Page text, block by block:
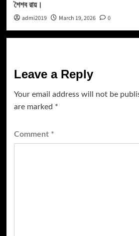
শৈশব রায়।
admi2019
March 19, 2026 0
Leave a Reply
Your email address will not be
are marked *
Comment *